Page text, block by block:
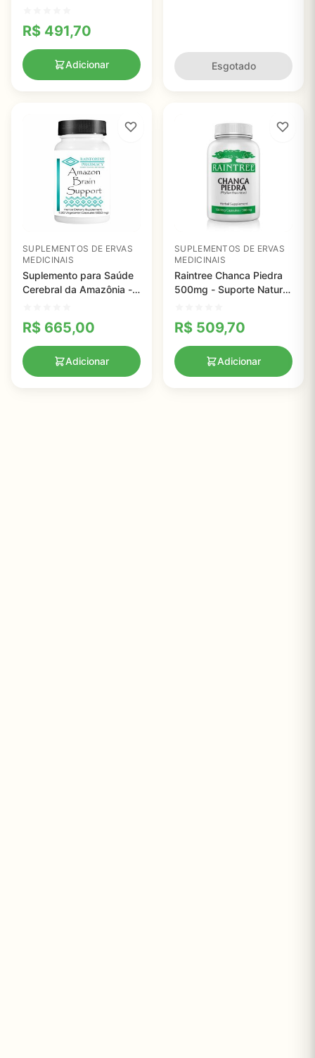
R$ 491,70
Adicionar Esgotado
SUPLEMENTOS DE ERVAS
MEDICINAIS
Suplemento para Saúde
Cerebral da Amazônia -
R$ 665,00
Adicionar
SUPLEMENTOS DE ERVAS
MEDICINAIS
Raintree Chanca Piedra
500mg - Suporte Natural
R$ 509,70
Adicionar